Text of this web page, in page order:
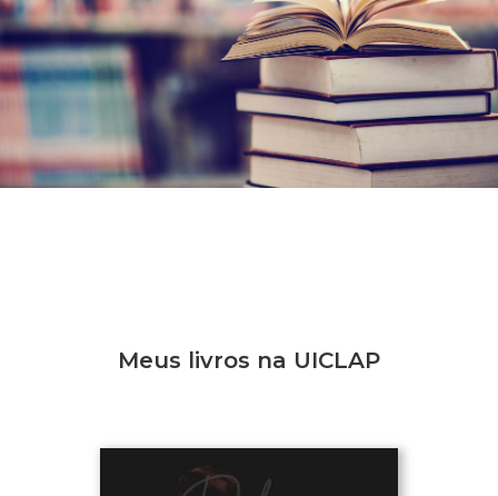
Meus livros na UICLAP